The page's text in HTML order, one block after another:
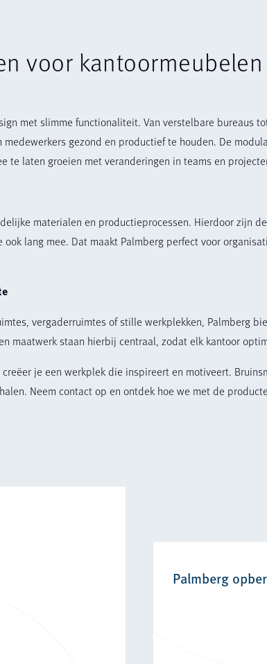
voor
met slimme functionaliteit. Van verstelbare bureaus
gezond en productief te houden. De
te laten groeien met veranderingen in teams en
materialen en productieprocessen. Hierdoor zijn
ook lang mee. Dat maakt Palmberg perfect voor
vergaderruimtes of stille werkplekken, Palmberg
maatwerk staan hierbij centraal, zodat elk kantoor
je een werkplek die inspireert en motiveert.
Neem contact op en ontdek hoe we met de
Palmberg